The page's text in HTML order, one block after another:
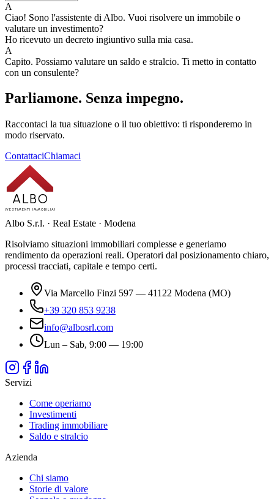
A
Ciao! Sono l'assistente di Albo. Vuoi risolvere un immobile o
valutare un investimento?
Ho ricevuto un decreto ingiuntivo sulla mia casa.
A
Capito. Possiamo valutare un saldo e stralcio. Ti metto in contatto
con un consulente?
Parliamone. Senza impegno.
Raccontaci la tua situazione o il tuo obiettivo: ti risponderemo in
modo riservato.
ContattaciChiamaci
ALBO
INVESTIMENTI IMMOBILIARI
Albo S.r.l. · Real Estate · Modena
Risolviamo situazioni immobiliari complesse e generiamo
rendimento da operazioni reali. Operatori dal posizionamento chiaro,
processi tracciati, capitale e tempo certi.
Via Marcello Finzi 597 — 41122 Modena (MO)
+39 320 853 9238
info@albosrl.com
Lun – Sab, 9:00 — 19:00
Servizi
Come operiamo
Investimenti
Trading immobiliare
Saldo e stralcio
Azienda
Chi siamo
Storie di valore